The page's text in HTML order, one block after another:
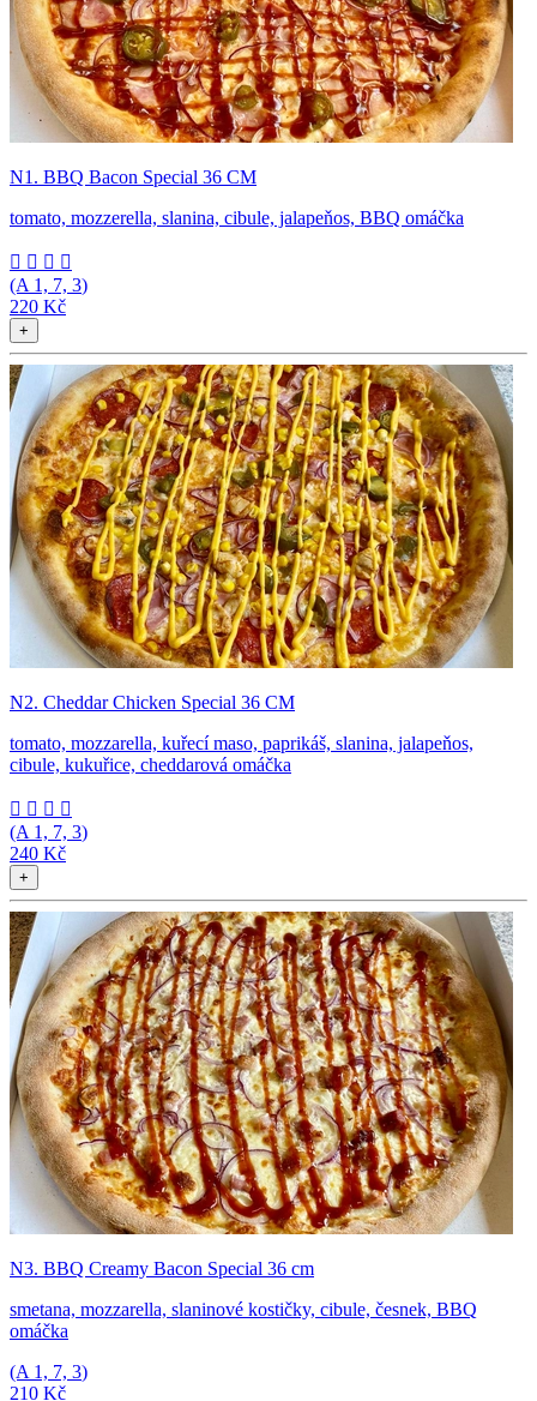
N1. BBQ Bacon Special 36 CM
tomato, mozzerella, slanina, cibule, jalapeňos, BBQ omáčka
   
(A 1, 7, 3)
220 Kč
+
N2. Cheddar Chicken Special 36 CM
tomato, mozzarella, kuřecí maso, paprikáš, slanina, jalapeňos,
cibule, kukuřice, cheddarová omáčka
   
(A 1, 7, 3)
240 Kč
+
N3. BBQ Creamy Bacon Special 36 cm
smetana, mozzarella, slaninové kostičky, cibule, česnek, BBQ
omáčka
(A 1, 7, 3)
210 Kč